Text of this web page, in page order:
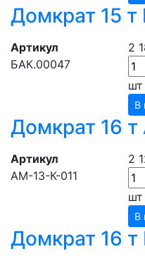
Домкрат 15
Артикул
БАК.00047
2
шт
В
Домкрат 16
Артикул
АМ-13-К-011
2
шт
В
Домкрат 16